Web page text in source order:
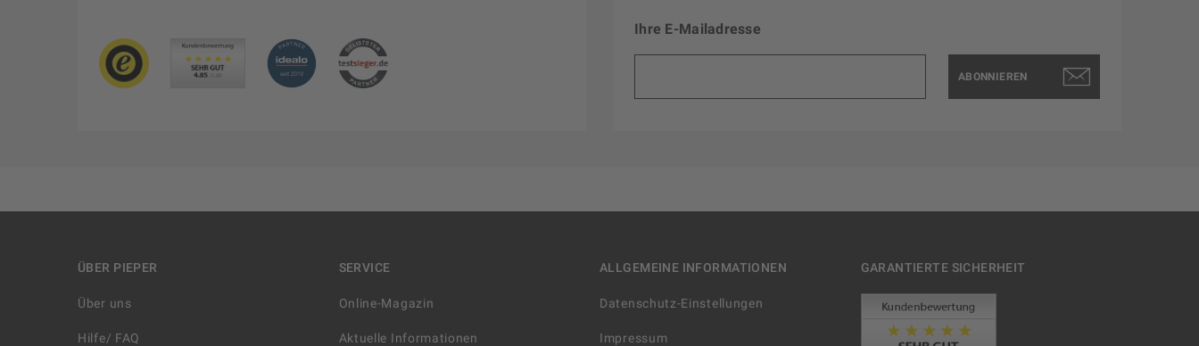
Ihre E-Mailadresse
ABONNIEREN
ÜBER PIEPER
Über uns
Hilfe/ FAQ
SERVICE
Online-Magazin
Aktuelle Informationen
ALLGEMEINE INFORMATIONEN
Datenschutz-Einstellungen
Impressum
GARANTIERTE SICHERHEIT